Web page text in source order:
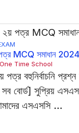
পত্র MCQ সমাধান
One Time School
পত্র বহুনির্বাচনি
বোর্ড] সুপ্রিয় এসএসসি
এসএসসি ...